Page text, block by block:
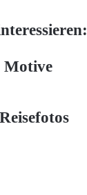
Motive